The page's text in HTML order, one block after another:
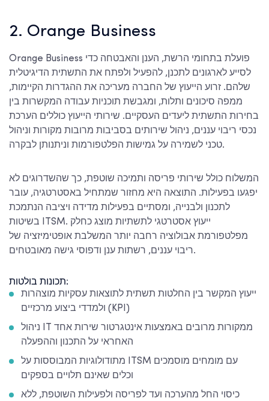
2. Orange Business
Orange Business פועלת בתחומי הרשת, הענן והאבטחה כדי
לסייע לארגונים לתכנן, להפעיל ולפתח את התשתית הדיגיטלית
שלהם. זרוע הייעוץ של החברה מעריכה את ההגדרות הקיימות,
ממפה סיכונים ותלות, ומגבשת תוכניות עבודה המקשרות בין
בחירות התשתית ליעדים העסקיים. שירותי הייעוץ כוללים הערכת
נכסי ריבוי עננים, ניהול שירותים בסביבות מרובות מקורות וניהול
טכני לשמירה על גמישות הפלטפורמות וניתנותן לבקרה.
המשלוח כולל שירותי פריסה ותמיכה שוטפת, כך שהשדרוגים לא
יפגעו בפעילות. התוצאה היא מחזור שמתחיל באסטרטגיה, עובר
לתכנון ולבנייה, ומסתיים בפעילות מדידה ויציבה הנתמכת
בשיטות ITSM. ייעוץ אסטרטגי לתשתיות מוצג כחלק
מפלטפורמת אבולוציה רחבה יותר המשלבת אופטימיזציה של
ריבוי עננים, רשתות ענן ודפוסי גישה מאובטחים.
תכונות בולטות:
ייעוץ המקשר בין החלטות תשתית לתוצאות עסקיות מוצהרות
ולמדדי ביצוע מרכזיים (KPI)
ניהול IT ממקורות מרובים באמצעות אינטגרטור שירות אחד
האחראי על התכנון וההפעלה
מתודולוגיות המבוססות על ITSM עם מומחים מוסמכים
וכלים שאינם תלויים בספקים
כיסוי החל מהערכה ועד לפריסה ולפעילות השוטפת, ללא